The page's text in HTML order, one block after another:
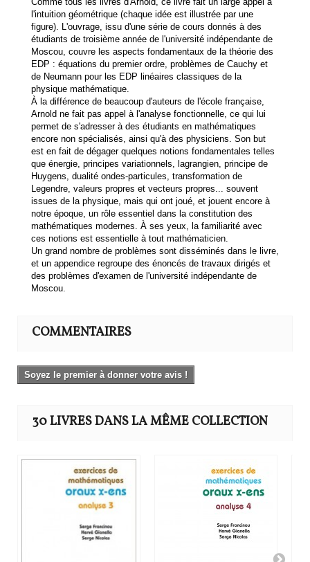
l'intuition géométrique (chaque idée est illustrée par une
figure). L'ouvrage, issu d'une série de cours donnés à des
étudiants de troisième année de l'université indépendante de
Moscou, couvre les aspects fondamentaux de la théorie des
EDP : équations du premier ordre, problèmes de Cauchy et
de Neumann pour les EDP linéaires classiques de la
physique mathématique.
À la différence de beaucoup d'auteurs de l'école française,
Arnold ne fait pas appel à l'analyse fonctionnelle, ce qui lui
permet de s'adresser à des étudiants en mathématiques
encore non spécialisés, ainsi qu'à des physiciens. Son but
est en fait de dégager quelques notions fondamentales telles
que énergie, principes variationnels, lagrangien, principe de
Huygens, dualité ondes-particules, transformation de
Legendre, valeurs propres et vecteurs propres... souvent
issues de la physique, mais qui ont joué, et jouent encore à
notre époque, un rôle essentiel dans la constitution des
mathématiques modernes. À ses yeux, la familiarité avec
ces notions est essentielle à tout mathématicien.
Un grand nombre de problèmes sont disséminés dans le livre,
et un appendice regroupe des énoncés de travaux dirigés et
des problèmes d'examen de l'université indépendante de
Moscou.
COMMENTAIRES
Soyez le premier à donner votre avis !
30 LIVRES DANS LA MÊME COLLECTION